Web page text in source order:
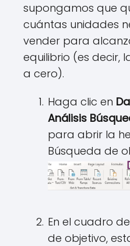
supongamos que
cuántas unidades
vender para
equilibrio (es decir,
a cero).
Haga clic en
Análisis
para abrir la
Búsqueda de
En el cuadro
de objetivo,